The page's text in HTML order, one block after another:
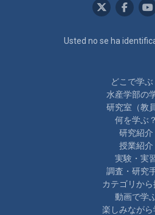
Usted no se ha
どこで学ぶ
水産学部の
研究室（教員
何を学ぶ？
研究紹介
授業紹介
実験・実
調査・研究
カテゴリから
動画で学
楽しみながら